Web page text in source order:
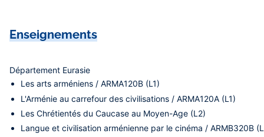
Enseignements
Département Eurasie
Les arts arméniens / ARMA120B (L1)
L'Arménie au carrefour des civilisations / ARMA120A (L1)
Les Chrétientés du Caucase au Moyen-Age (L2)
Langue et civilisation arménienne par le cinéma / ARMB320B